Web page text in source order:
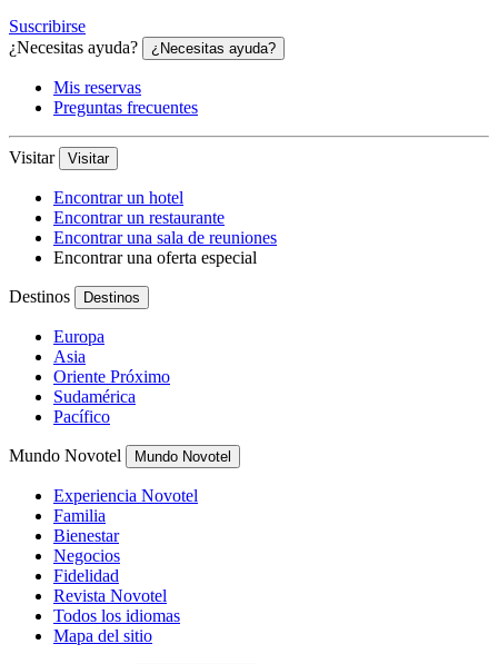
Suscribirse
¿Necesitas ayuda?
¿Necesitas ayuda?
Mis reservas
Preguntas frecuentes
Visitar Visitar
Encontrar un hotel
Encontrar un restaurante
Encontrar una sala de reuniones
Encontrar una oferta especial
Destinos Destinos
Europa
Asia
Oriente Próximo
Sudamérica
Pacífico
Mundo Novotel Mundo Novotel
Experiencia Novotel
Familia
Bienestar
Negocios
Fidelidad
Revista Novotel
Todos los idiomas
Mapa del sitio